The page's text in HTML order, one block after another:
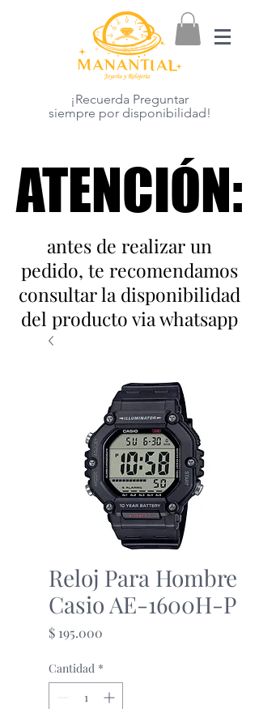
¡Recuerda Preguntar
siempre por disponibilidad!
ATENCIÓN:
ATENCIÓN:
antes de realizar un
pedido, te recomendamos
consultar la disponibilidad
del producto via whatsapp
Reloj Para Hombre
Casio AE-1600H-P
$ 195.000
Cantidad *